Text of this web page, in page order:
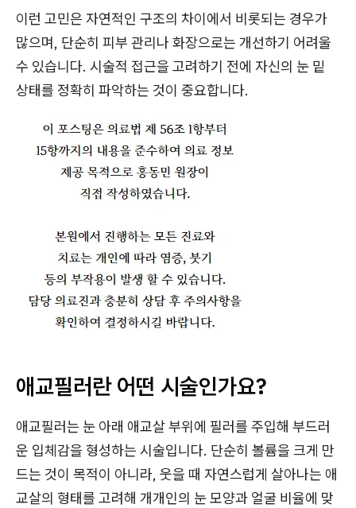
이런 고민은 자연적인 구조의 차이에서 비롯되는 경우가
많으며, 단순히 피부 관리나 화장으로는 개선하기 어려울
수 있습니다. 시술적 접근을 고려하기 전에 자신의 눈 밑
상태를 정확히 파악하는 것이 중요합니다.
애교필러란 어떤 시술인가요?
애교필러는 눈 아래 애교살 부위에 필러를 주입해 부드러
운 입체감을 형성하는 시술입니다. 단순히 볼륨을 크게 만
드는 것이 목적이 아니라, 웃을 때 자연스럽게 살아나는 애
교살의 형태를 고려해 개개인의 눈 모양과 얼굴 비율에 맞